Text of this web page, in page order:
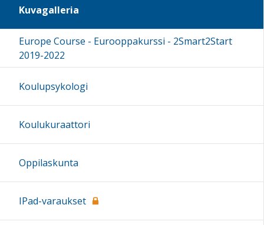
Kuvagalleria
Europe Course - Eurooppakurssi - 2Smart2Start
2019-2022
Koulupsykologi
Koulukuraattori
Oppilaskunta
IPad-varaukset